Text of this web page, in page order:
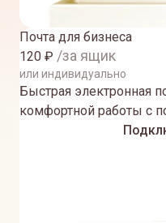
Почта для бизнеса
120 ₽ /за ящик
или индивидуально
Быстрая электронная
комфортной работы с